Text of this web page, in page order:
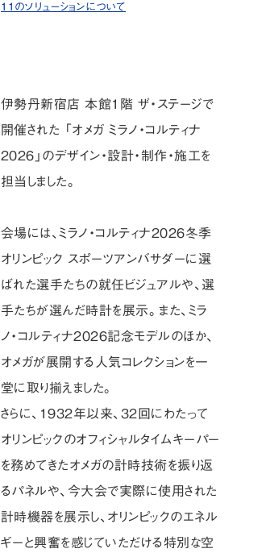
11のソリューションについて
伊勢丹新宿店 本館1階 ザ・ステージで
開催された 「オメガ ミラノ・コルティナ
2026」のデザイン・設計・制作・施工を
担当しました。
会場には、ミラノ・コルティナ2026冬季
オリンピック スポーツアンバサダーに選
ばれた選手たちの就任ビジュアルや、選
手たちが選んだ時計を展示。また、ミラ
ノ・コルティナ2026記念モデルのほか、
オメガが展開する人気コレクションを一
堂に取り揃えました。
さらに、1932年以来、32回にわたって
オリンピックのオフィシャルタイムキーパー
を務めてきたオメガの計時技術を振り返
るパネルや、今大会で実際に使用された
計時機器を展示し、オリンピックのエネル
ギーと興奮を感じていただける特別な空